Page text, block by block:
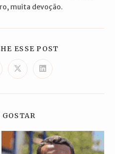
muita devoção.
ESSE POST
Abre
em
nova
Abre
em
nova